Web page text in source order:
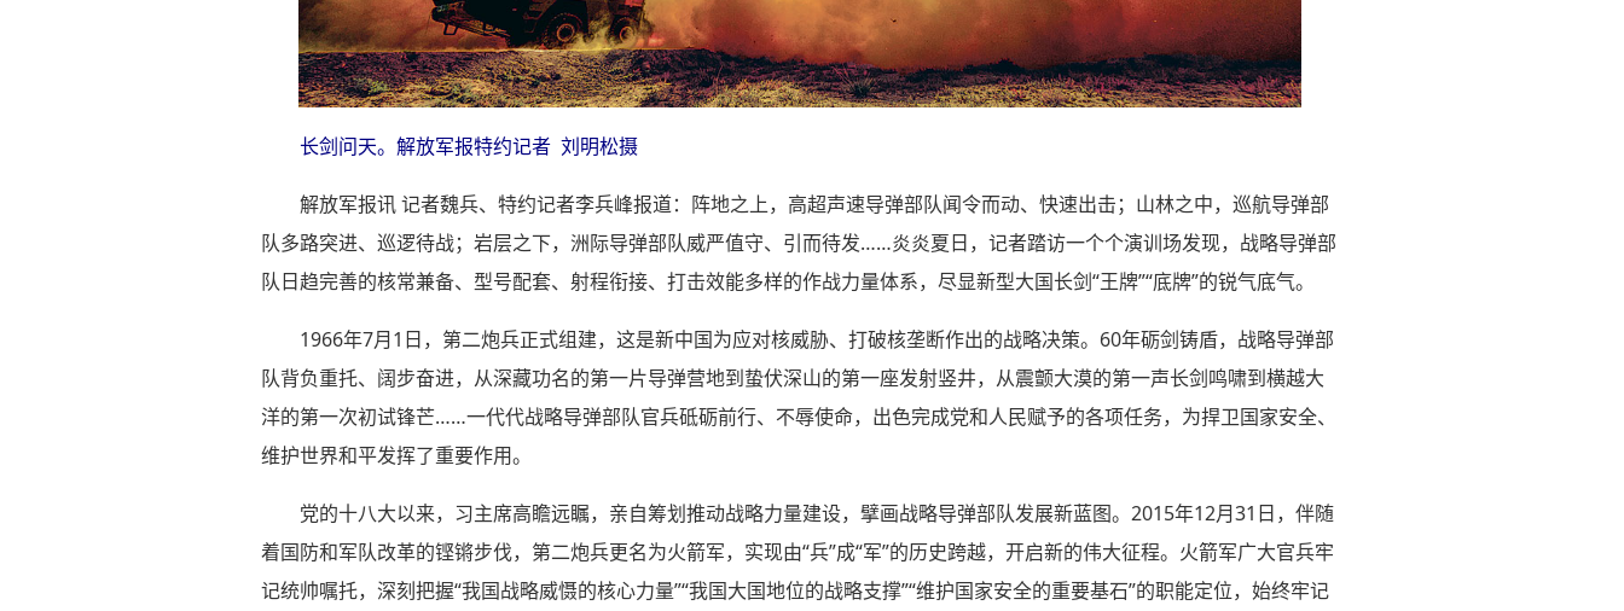
长剑问天。解放军报特约记者 刘明松摄
解放军报讯 记者魏兵、特约记者李兵峰报道：阵地之上，高超声速导弹部队闻令而动、快速出击；山林之中，巡航导弹部
队多路突进、巡逻待战；岩层之下，洲际导弹部队威严值守、引而待发……炎炎夏日，记者踏访一个个演训场发现，战略导弹部
队日趋完善的核常兼备、型号配套、射程衔接、打击效能多样的作战力量体系，尽显新型大国长剑“王牌”“底牌”的锐气底气。
1966年7月1日，第二炮兵正式组建，这是新中国为应对核威胁、打破核垄断作出的战略决策。60年砺剑铸盾，战略导弹部
队背负重托、阔步奋进，从深藏功名的第一片导弹营地到蛰伏深山的第一座发射竖井，从震颤大漠的第一声长剑鸣啸到横越大
洋的第一次初试锋芒……一代代战略导弹部队官兵砥砺前行、不辱使命，出色完成党和人民赋予的各项任务，为捍卫国家安全、
维护世界和平发挥了重要作用。
党的十八大以来，习主席高瞻远瞩，亲自筹划推动战略力量建设，擘画战略导弹部队发展新蓝图。2015年12月31日，伴随
着国防和军队改革的铿锵步伐，第二炮兵更名为火箭军，实现由“兵”成“军”的历史跨越，开启新的伟大征程。火箭军广大官兵牢
记统帅嘱托，深刻把握“我国战略威慑的核心力量”“我国大国地位的战略支撑”“维护国家安全的重要基石”的职能定位，始终牢记